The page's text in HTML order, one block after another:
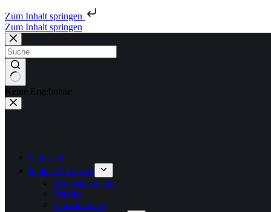
Zum Inhalt springen
Zum Inhalt springen
Keine Ergebnisse
Startseite
Kultur & Freizeit
Veranstaltungen
Vereine
Schwimmbad